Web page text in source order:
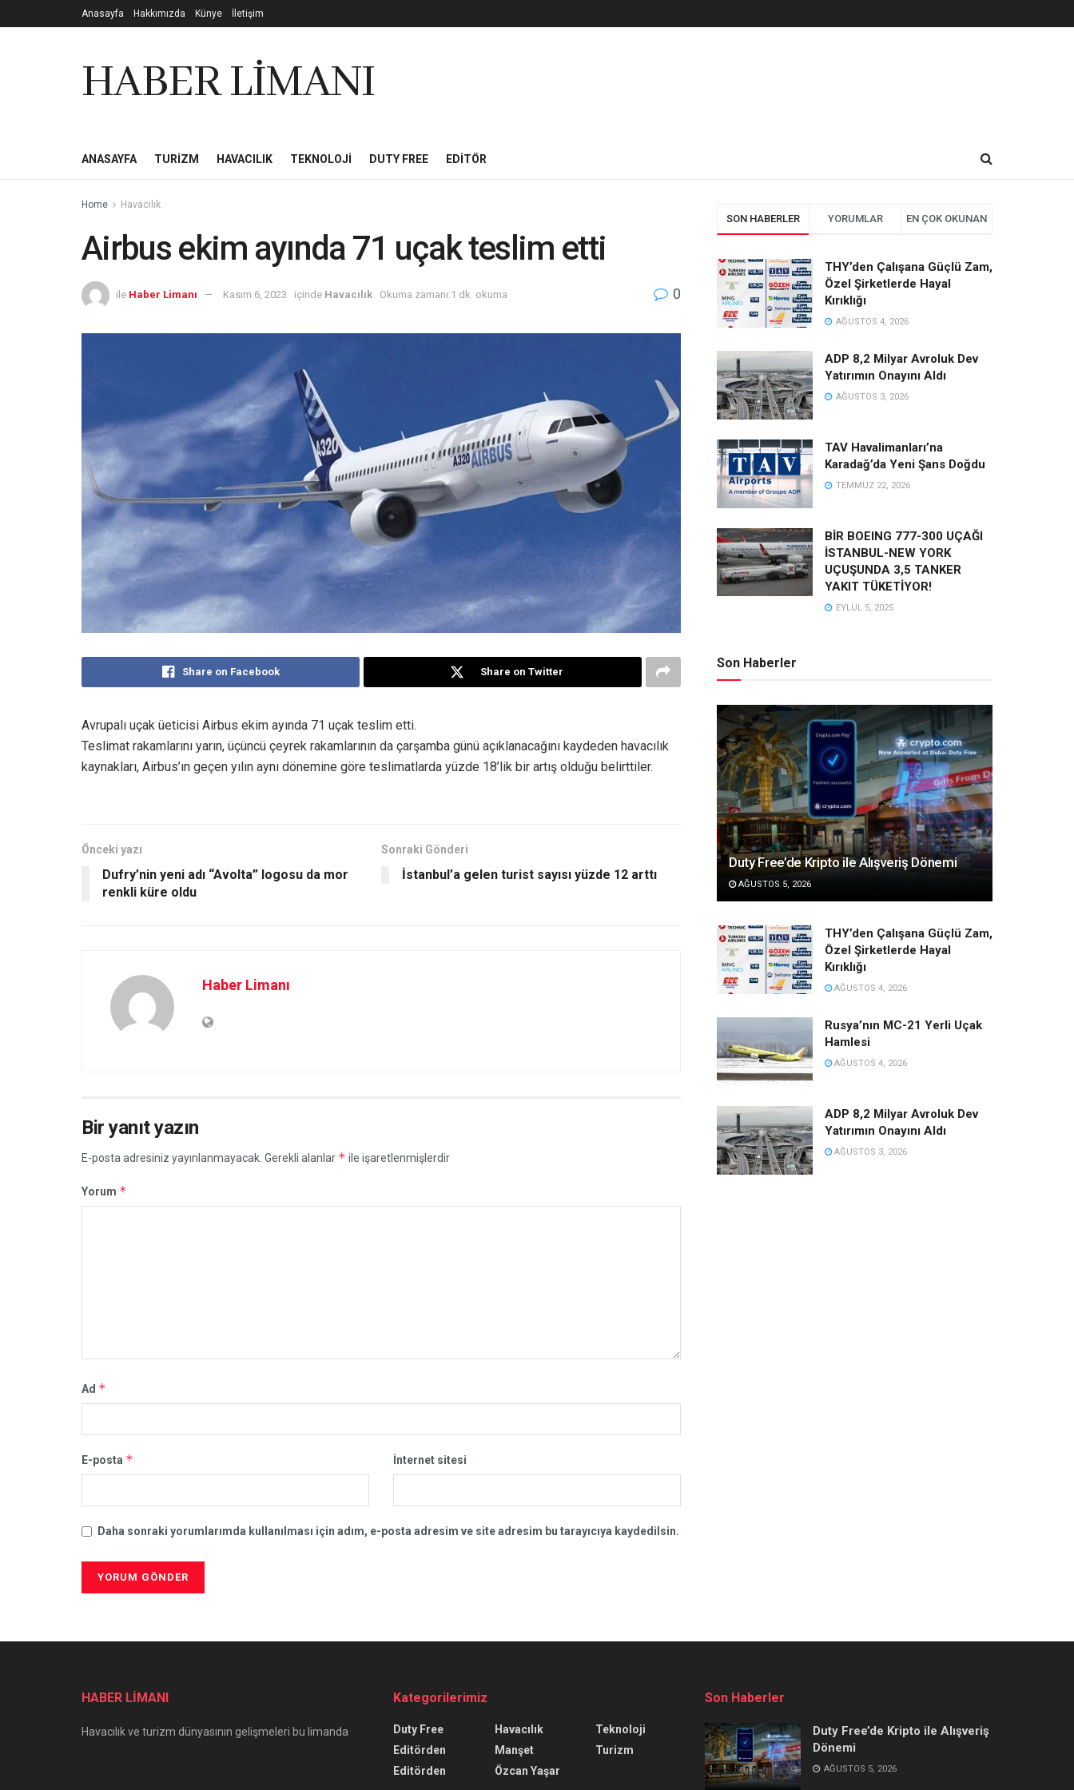
Anasayfa Hakkımızda Künye İletişim
HABER LİMANI
ANASAYFA TURIZM HAVACILIK TEKNOLOJI DUTY FREE EDITÖR
Home Havacılık
Airbus ekim ayında 71 uçak teslim etti
ile Haber Limanı Kasım 6, 2023 içinde Havacılık Okuma zamanı:1 dk. okuma 0
Share on Facebook Share on Twitter
Avrupalı uçak üeticisi Airbus ekim ayında 71 uçak teslim etti.
Teslimat rakamlarını yarın, üçüncü çeyrek rakamlarının da çarşamba günü açıklanacağını kaydeden havacılık
kaynakları, Airbus’ın geçen yılın aynı dönemine göre teslimatlarda yüzde 18’lik bir artış olduğu belirttiler.
Önceki yazı
Dufry’nin yeni adı “Avolta” logosu da mor
renkli küre oldu
Sonraki Gönderi
İstanbul’a gelen turist sayısı yüzde 12 arttı
Haber Limanı
Bir yanıt yazın
E-posta adresiniz yayınlanmayacak. Gerekli alanlar * ile işaretlenmişlerdir
Yorum *
Ad *
E-posta * İnternet sitesi
Daha sonraki yorumlarımda kullanılması için adım, e-posta adresim ve site adresim bu tarayıcıya kaydedilsin.
SON HABERLER YORUMLAR EN ÇOK OKUNAN
THY’den Çalışana Güçlü Zam,
Özel Şirketlerde Hayal
Kırıklığı
AĞUSTOS 4, 2026
ADP 8,2 Milyar Avroluk Dev
Yatırımın Onayını Aldı
AĞUSTOS 3, 2026
TAV Havalimanları’na
Karadağ’da Yeni Şans Doğdu
TEMMUZ 22, 2026
BİR BOEING 777-300 UÇAĞI
İSTANBUL-NEW YORK
UÇUŞUNDA 3,5 TANKER
YAKIT TÜKETİYOR!
EYLÜL 5, 2025
Son Haberler
Duty Free’de Kripto ile Alışveriş Dönemi
AĞUSTOS 5, 2026
THY’den Çalışana Güçlü Zam,
Özel Şirketlerde Hayal
Kırıklığı
AĞUSTOS 4, 2026
Rusya’nın MC-21 Yerli Uçak
Hamlesi
AĞUSTOS 4, 2026
ADP 8,2 Milyar Avroluk Dev
Yatırımın Onayını Aldı
AĞUSTOS 3, 2026
HABER LİMANI
Havacılık ve turizm dünyasının gelişmeleri bu limanda
Kategorilerimiz
Duty Free
Editörden
Editörden
Havacılık
Manşet
Özcan Yaşar
Teknoloji
Turizm
Son Haberler
Duty Free’de Kripto ile Alışveriş
Dönemi
AĞUSTOS 5, 2026